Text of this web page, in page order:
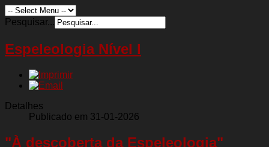
Pesquisar...
Espeleologia Nível I
Detalhes
Publicado em 31-01-2026
"À descoberta da Espeleologia"